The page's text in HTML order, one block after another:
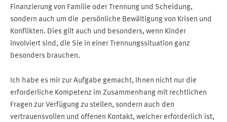
Finanzierung von Familie oder Trennung und Scheidung,
sondern auch um die persönliche Bewältigung von Krisen und
Konflikten. Dies gilt auch und besonders, wenn Kinder
involviert sind, die Sie in einer Trennungssituation ganz
besonders brauchen.
Ich habe es mir zur Aufgabe gemacht, Ihnen nicht nur die
erforderliche Kompetenz im Zusammenhang mit rechtlichen
Fragen zur Verfügung zu stellen, sondern auch den
vertrauensvollen und offenen Kontakt, welcher erforderlich ist,